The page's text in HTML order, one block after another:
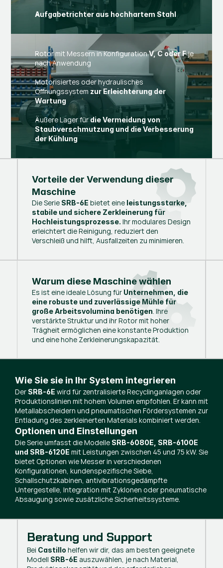
Aufgabetrichter aus hochhartem Stahl
Rotor mit Messern in KonfigurationV, C oder Fje
nach Anwendung
Motorisiertes oder hydraulisches
Öffnungssystem zur Erleichterung der
Wartung
Äußere Lager fürdie Vermeidung von
Staubverschmutzung und die Verbesserung
der Kühlung
Wie Sie sie in Ihr System integrieren
Der SRB-6E wird für zentralisierte Recyclinganlagen oder
Produktionslinien mit hohem Volumen empfohlen. Er kann mit
Metallabscheidern und pneumatischen Fördersystemen zur
Entladung des zerkleinerten Materials kombiniert werden.
Optionen und Einstellungen
Die Serie umfasst die Modelle SRB-6080E, SRB-6100E
und SRB-6120E mit Leistungen zwischen 45 und 75 kW. Sie
bietet Optionen wie Messer in verschiedenen
Konfigurationen, kundenspezifische Siebe,
Schallschutzkabinen, antivibrationsgedämpfte
Untergestelle, Integration mit Zyklonen oder pneumatische
Absaugung sowie zusätzliche Sicherheitssysteme.
Beratung und Support
Bei Castillo helfen wir dir, das am besten geeignete
Modell SRB-6E auszuwählen, je nach Material,
Vorteile der Verwendung dieser
Maschine
Die Serie SRB-6E bietet eine leistungsstarke,
stabile und sichere Zerkleinerung für
Hochleistungsprozesse. Ihr modulares Design
erleichtert die Reinigung, reduziert den
Verschleiß und hilft, Ausfallzeiten zu minimieren.
Warum diese Maschine wählen
Es ist eine ideale Lösung für Unternehmen, die
eine robuste und zuverlässige Mühle für
große Arbeitsvolumina benötigen. Ihre
verstärkte Struktur und ihr Rotor mit hoher
Trägheit ermöglichen eine konstante Produktion
und eine hohe Zerkleinerungskapazität.